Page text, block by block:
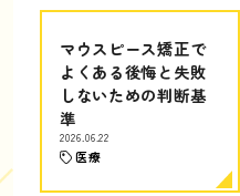
マウスピース矯正で
よくある後悔と失敗
しないための判断基
準
2026.06.22
医療